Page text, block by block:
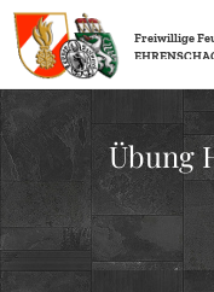
Freiwillige
Übung